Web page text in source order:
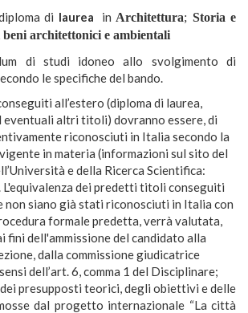
di laurea in Architettura; Storia e
beni architettonici e ambientali
di studi idoneo allo svolgimento di
le specifiche del bando.
all’estero (diploma di laurea,
altri titoli) dovranno essere, di
riconosciuti in Italia secondo la
in materia (informazioni sul sito del
e della Ricerca Scientifica:
L'equivalenza dei predetti titoli conseguiti
non siano già stati riconosciuti in Italia con
formale predetta, verrà valutata,
fini dell'ammissione del candidato alla
dalla commissione giudicatrice
dell’art. 6, comma 1 del Disciplinare;
presupposti teorici, degli obiettivi e delle
dal progetto internazionale “La città